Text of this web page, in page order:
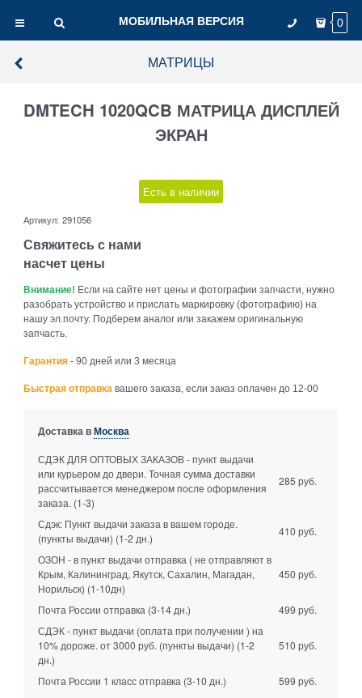
МОБИЛЬНАЯ ВЕРСИЯ 0
МАТРИЦЫ
DMTECH 1020QCB МАТРИЦА ДИСПЛЕЙ
ЭКРАН
Есть в наличии
Артикул: 291056
Свяжитесь с нами
насчет цены
Внимание! Если на сайте нет цены и фотографии запчасти, нужно
разобрать устройство и прислать маркировку (фотографию) на
нашу эл.почту. Подберем аналог или закажем оригинальную
запчасть.
Гарантия - 90 дней или 3 месяца
Быстрая отправка вашего заказа, если заказ оплачен до 12-00
Доставка вМосква
СДЭК ДЛЯ ОПТОВЫХ ЗАКАЗОВ - пункт выдачи
или курьером до двери. Точная сумма доставки
рассчитывается менеджером после оформления
заказа. (1-3)
285 руб.
Сдэк: Пункт выдачи заказа в вашем городе.
(пункты выдачи) (1-2 дн.)
410 руб.
ОЗОН - в пункт выдачи отправка ( не отправляют в
Крым, Калининград, Якутск, Сахалин, Магадан,
Норильск) (1-10дн)
450 руб.
Почта России отправка (3-14 дн.)
499 руб.
СДЭК - пункт выдачи (оплата при получении ) на
10% дороже. от 3000 руб. (пункты выдачи) (1-2
дн.)
510 руб.
Почта России 1 класс отправка (3-10 дн.)
599 руб.